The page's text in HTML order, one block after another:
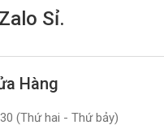
Sỉ.
Hàng
(Thứ hai - Thứ bảy)